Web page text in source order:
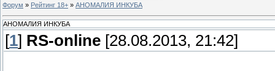
Форум » Рейтинг 18+ » АНОМАЛИЯ ИНКУБА
АНОМАЛИЯ ИНКУБА
[1] RS-online [28.08.2013, 21:42]